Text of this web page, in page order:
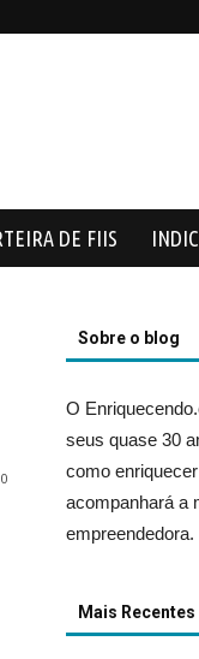
DE FIIS
0
Sobre o blog
O
seus quase 30
como
acompanhará a
empreendedora.
Mais Recentes